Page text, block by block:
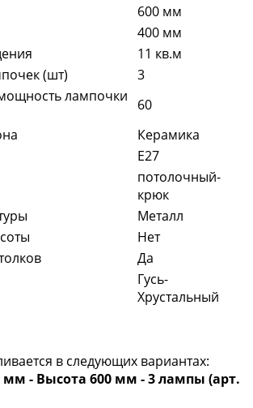
600 мм
400 мм
11 кв.м
(шт)
3
лампочки
60
Керамика
E27
потолочный-
крюк
Металл
Нет
Да
Гусь-
Хрустальный
в следующих вариантах:
- Высота 600 мм - 3 лампы (арт.